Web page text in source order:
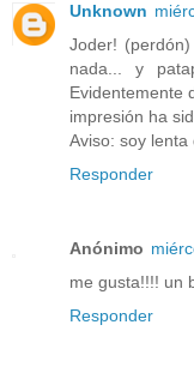
Unknown
Joder!
nada... y
Evidentemente
impresión ha
Aviso: soy lenta
Responder
Anónimo
me gusta!!!! un
Responder